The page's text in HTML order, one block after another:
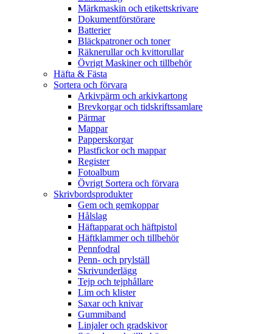
Märkmaskin och etikettskrivare
Dokumentförstörare
Batterier
Bläckpatroner och toner
Räknerullar och kvittorullar
Övrigt Maskiner och tillbehör
Häfta & Fästa
Sortera och förvara
Arkivpärm och arkivkartong
Brevkorgar och tidskriftssamlare
Pärmar
Mappar
Papperskorgar
Plastfickor och mappar
Register
Fotoalbum
Övrigt Sortera och förvara
Skrivbordsprodukter
Gem och gemkoppar
Hålslag
Häftapparat och häftpistol
Häftklammer och tillbehör
Pennfodral
Penn- och prylställ
Skrivunderlägg
Tejp och tejphållare
Lim och klister
Saxar och knivar
Gummiband
Linjaler och gradskivor